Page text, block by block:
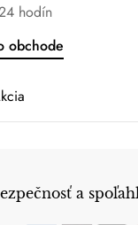
hodín
obchode
a